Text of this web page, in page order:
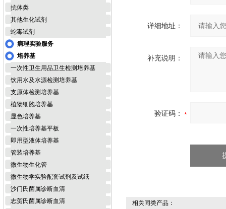
抗体类
其他生化试剂
蛇毒试剂
病理实验服务
培养基
一次性卫生用品卫生检测培养基
饮用水及水源检测培养基
支原体检测培养基
植物细胞培养基
显色培养基
一次性培养基平板
即用型液体培养基
管装培养基
微生物生化管
微生物学实验配套试剂及试纸
沙门氏菌属诊断血清
志贺氏菌属诊断血清
详细地址：
补充说明：
验证码：
相关同类产品：